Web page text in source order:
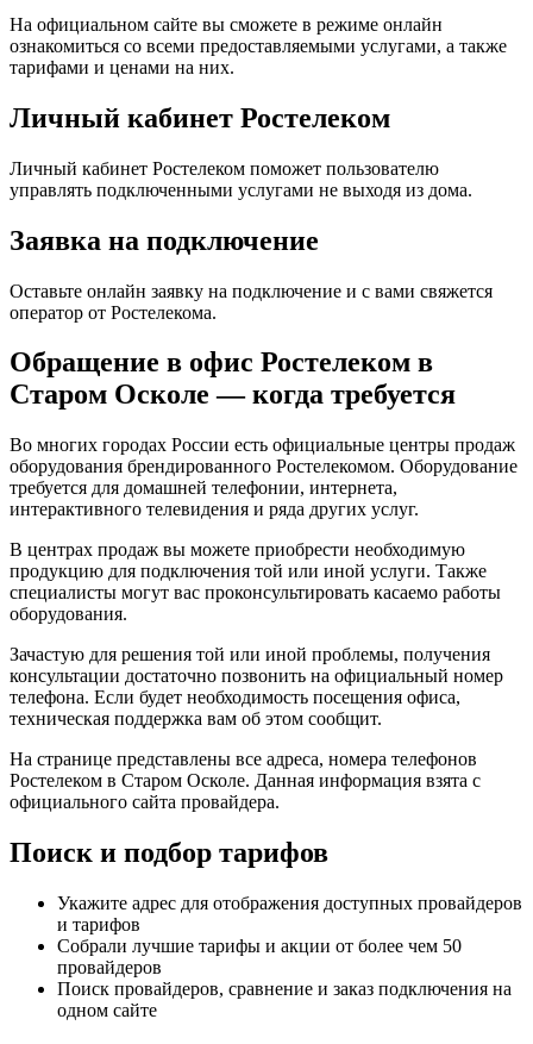
На официальном сайте вы сможете в режиме онлайн
ознакомиться со всеми предоставляемыми услугами, а также
тарифами и ценами на них.
Личный кабинет Ростелеком
Личный кабинет Ростелеком поможет пользователю
управлять подключенными услугами не выходя из дома.
Заявка на подключение
Оставьте онлайн заявку на подключение и с вами свяжется
оператор от Ростелекома.
Обращение в офис Ростелеком в
Старом Осколе — когда требуется
Во многих городах России есть официальные центры продаж
оборудования брендированного Ростелекомом. Оборудование
требуется для домашней телефонии, интернета,
интерактивного телевидения и ряда других услуг.
В центрах продаж вы можете приобрести необходимую
продукцию для подключения той или иной услуги. Также
специалисты могут вас проконсультировать касаемо работы
оборудования.
Зачастую для решения той или иной проблемы, получения
консультации достаточно позвонить на официальный номер
телефона. Если будет необходимость посещения офиса,
техническая поддержка вам об этом сообщит.
На странице представлены все адреса, номера телефонов
Ростелеком в Старом Осколе. Данная информация взята с
официального сайта провайдера.
Поиск и подбор тарифов
Укажите адрес для отображения доступных провайдеров
и тарифов
Собрали лучшие тарифы и акции от более чем 50
провайдеров
Поиск провайдеров, сравнение и заказ подключения на
одном сайте